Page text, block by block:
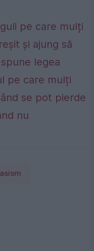
pe care mulți
și ajung să
legea
pe care mulți
se pot pierde
nu